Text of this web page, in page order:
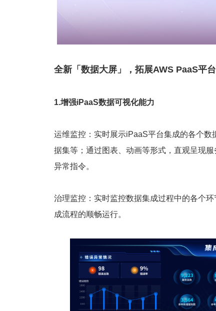
全新「数据大屏」，拓展AWS PaaS平
1.增强iPaaS数据可视化能力
运维监控：实时展示iPaaS平台集成的各个
据集等；通过图表、动画等形式，直观呈现
异常指令。
治理监控：实时监控数据集成过程中的各个
成流程的顺畅运行。